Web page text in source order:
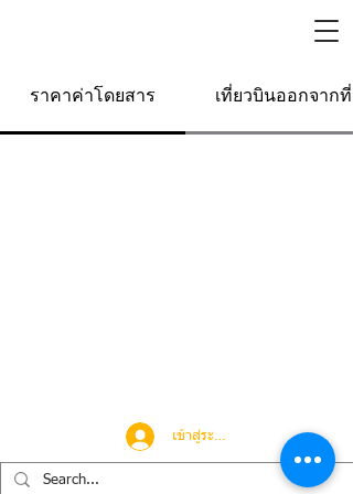
ราคาค่าโดยสาร เที่ยวบินออกจากที่นี่
เข้าสู่ระบบ